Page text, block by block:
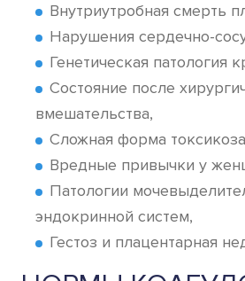
Внутриутробная смерть
Нарушения сердечно-
Генетическая патология
Состояние после
вмешательства,
Сложная форма
Вредные привычки у
Патологии
эндокринной систем,
Гестоз и плацентарная